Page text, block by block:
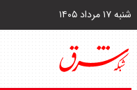
شنبه ۱۷ مرداد ۱۴۰۵